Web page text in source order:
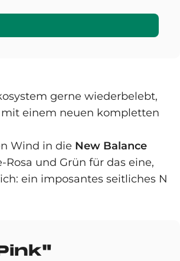
gerne wiederbelebt,
mit einem neuen kompletten
Wind in die New Balance
und Grün für das eine,
ein imposantes seitliches N